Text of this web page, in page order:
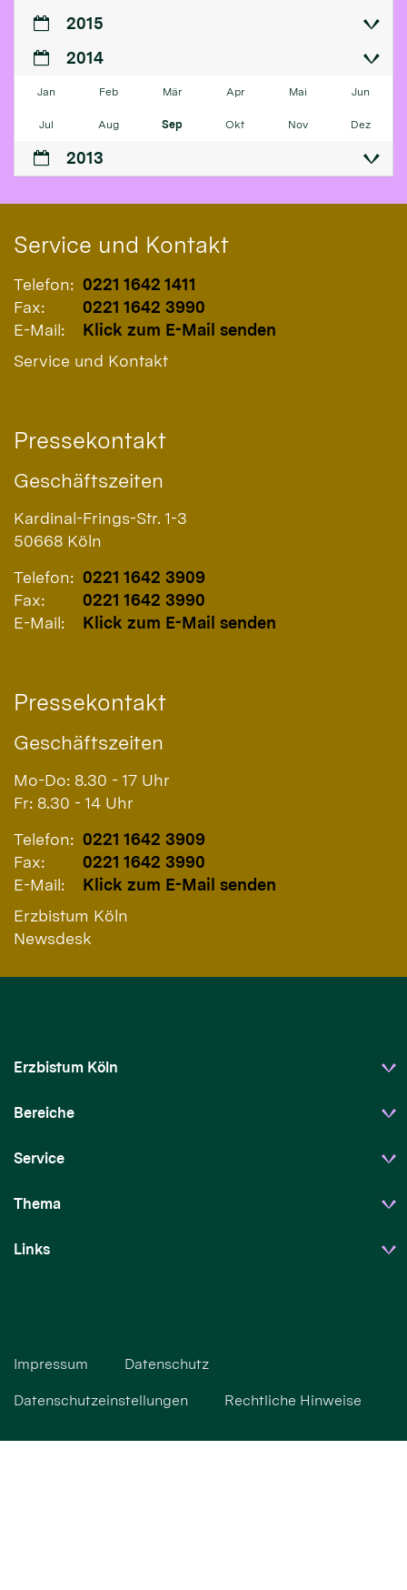
2015
2014
Jan Feb Mär Apr Mai Jun
Jul Aug Sep Okt Nov Dez
2013
Service und Kontakt
Telefon: 0221 1642 1411
Fax:
0221 1642 3990
E-Mail:
Klick zum E-Mail senden
Service und Kontakt
Pressekontakt
Geschäftszeiten
Kardinal-Frings-Str. 1-3
50668 Köln
Telefon: 0221 1642 3909
Fax:
0221 1642 3990
E-Mail:
Klick zum E-Mail senden
Pressekontakt
Geschäftszeiten
Mo-Do: 8.30 - 17 Uhr
Fr: 8.30 - 14 Uhr
Telefon: 0221 1642 3909
Fax:
0221 1642 3990
E-Mail:
Klick zum E-Mail senden
Erzbistum Köln
Newsdesk
Erzbistum Köln
Bereiche
Service
Thema
Links
Impressum Datenschutz
Datenschutzeinstellungen Rechtliche Hinweise